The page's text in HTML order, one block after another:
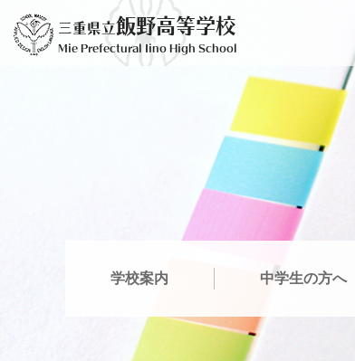
content
三重県立飯野高等学校
Mie Prefectural Iino High School
学校案内 中学生の方へ